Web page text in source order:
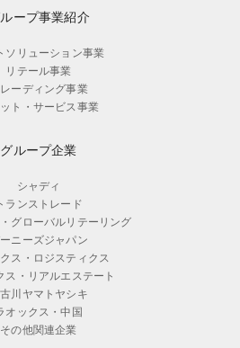
ープ事業紹介
ソリューション事業
リテール事業
レーディング事業
ト・サービス事業
グループ企業
シャディ
ランストレード
グローバルリテーリング
ニーズジャパン
ス・ロジスティクス
ス・リアルエステート
川ヤマトヤシキ
オックス・中国
その他関連企業